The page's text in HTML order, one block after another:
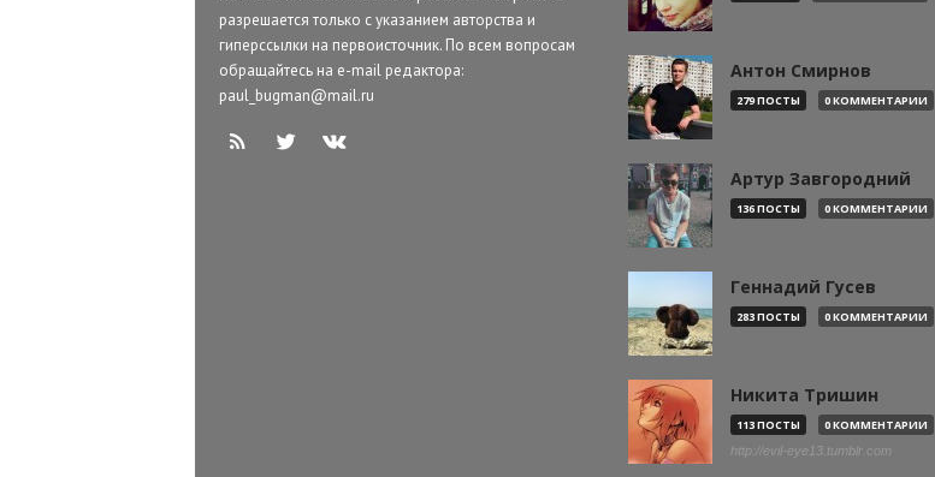
разрешается только с указанием авторства и
гиперссылки на первоисточник. По всем вопросам
обращайтесь на e-mail редактора:
paul_bugman@mail.ru
Антон Смирнов
279 ПОСТЫ 0 КОММЕНТАРИИ
Артур Завгородний
136 ПОСТЫ 0 КОММЕНТАРИИ
Геннадий Гусев
283 ПОСТЫ 0 КОММЕНТАРИИ
Никита Тришин
113 ПОСТЫ 0 КОММЕНТАРИИ
http://evil-eye13.tumblr.com